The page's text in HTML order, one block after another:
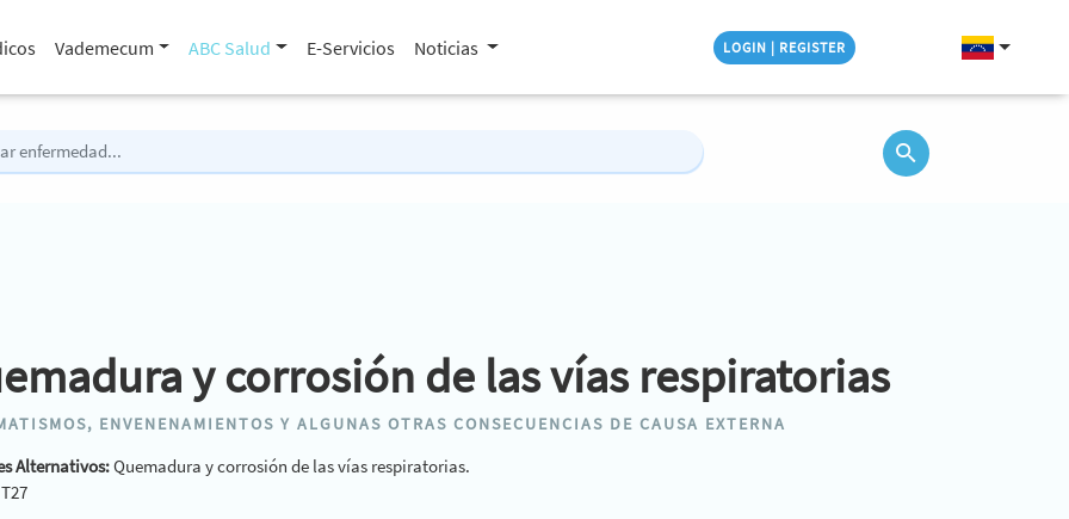
Vademecum ABC Salud E-Servicios Noticias LOGIN | REGISTER
y corrosión de las vías respiratorias
ENVENENAMIENTOS Y ALGUNAS OTRAS CONSECUENCIAS DE CAUSA EXTERNA
Alternativos:Quemadura y corrosión de las vías respiratorias.
T27